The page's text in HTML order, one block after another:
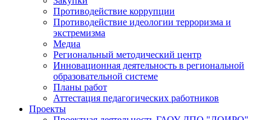
Противодействие коррупции
Противодействие идеологии терроризма и
экстремизма
Медиа
Региональный методический центр
Инновационная деятельность в региональной
образовательной системе
Планы работ
Аттестация педагогических работников
Проекты